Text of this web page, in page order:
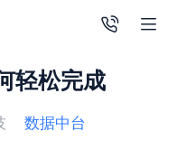
轻松完成
数据中台